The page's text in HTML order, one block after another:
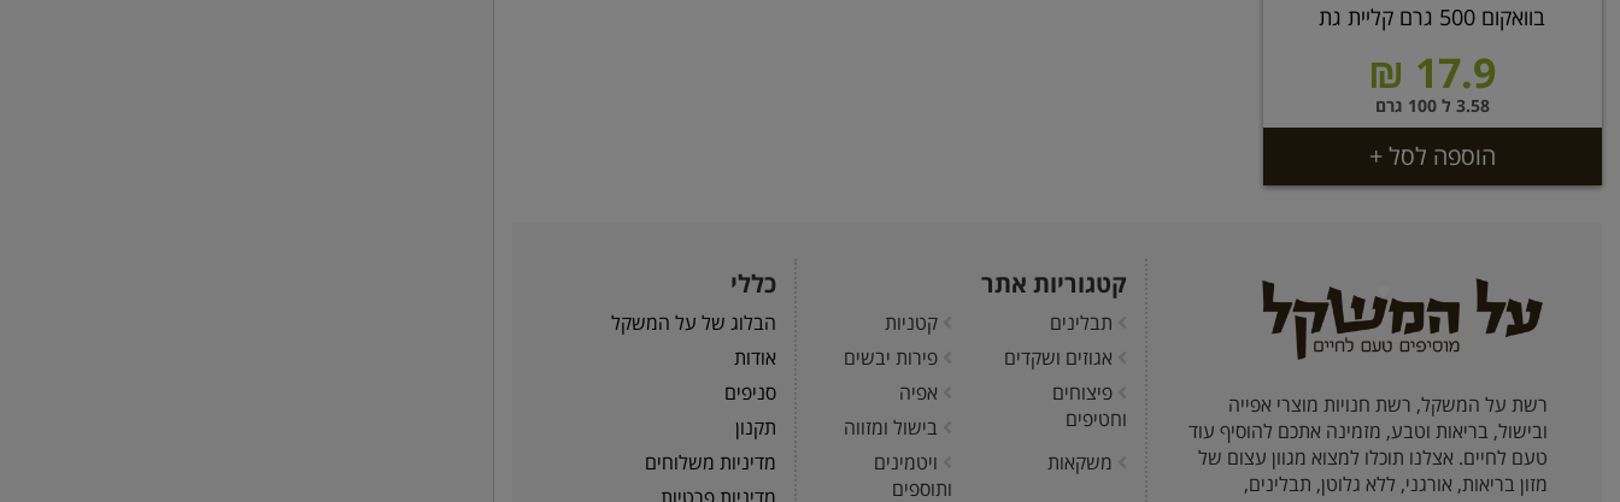
בוואקום 500 גרם קליית גת
17.9 ₪
3.58 ל 100 גרם
הוספה לסל +
רשת על המשקל, רשת חנויות מוצרי אפייה
ובישול, בריאות וטבע, מזמינה אתכם להוסיף עוד
טעם לחיים. אצלנו תוכלו למצוא מגוון עצום של
מזון בריאות, אורגני, ללא גלוטן, תבלינים,
קטגוריות אתר
תבלינים
קטניות
אגוזים ושקדים
פירות יבשים
פיצוחים
וחטיפים
אפיה
בישול ומזווה
משקאות
ויטמינים
ותוספים
כללי
הבלוג של על המשקל
אודות
סניפים
תקנון
מדיניות משלוחים